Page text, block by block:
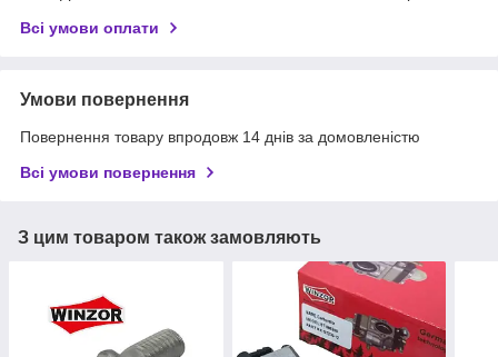
Всі умови оплати
Умови повернення
Повернення товару впродовж 14 днів за домовленістю
Всі умови повернення
З цим товаром також замовляють